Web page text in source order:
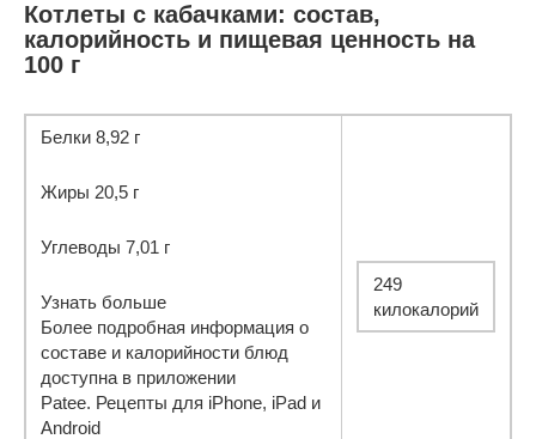
Котлеты с кабачками: состав,
калорийность и пищевая ценность на
100 г
Белки 8,92 г
Жиры 20,5 г
Углеводы 7,01 г
Узнать больше
Более подробная информация о
составе и калорийности блюд
доступна в приложении
Patee. Рецепты для iPhone, iPad и
Android
249
килокалорий